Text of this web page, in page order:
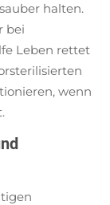
halten.
bei
Leben rettet
wenn